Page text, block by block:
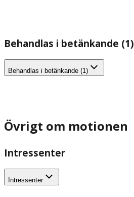
Behandlas i betänkande (1)
Behandlas i betänkande (1)
Övrigt om motionen
Intressenter
Intressenter